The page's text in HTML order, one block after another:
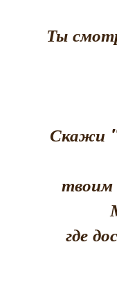
Ты
Скажи
твоим
где